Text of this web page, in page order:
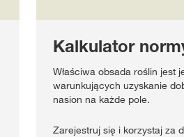
Kalkulator
Właściwa obsada roślin jest
warunkujących uzyskanie
nasion na każde pole.
Zarejestruj się i korzystaj za